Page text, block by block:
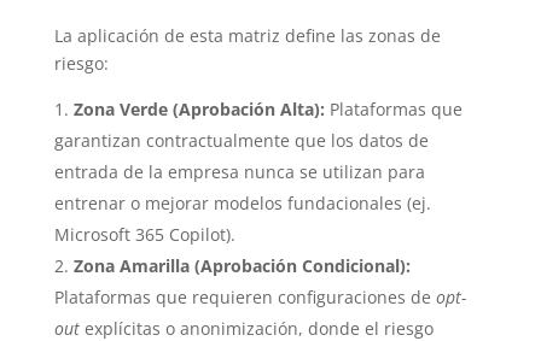
La aplicación de esta matriz define las zonas de
riesgo:
Zona Verde (Aprobación Alta): Plataformas que
garantizan contractualmente que los datos de
entrada de la empresa nunca se utilizan para
entrenar o mejorar modelos fundacionales (ej.
Microsoft 365 Copilot).
Zona Amarilla (Aprobación Condicional):
Plataformas que requieren configuraciones de opt-
outexplícitas o anonimización, donde el riesgo